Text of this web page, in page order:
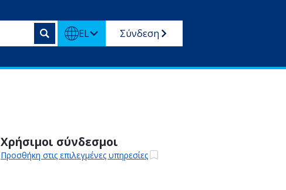
EL Σύνδεση
Χρήσιμοι σύνδεσμοι
Προσθήκη στις επιλεγμένες υπηρεσίες